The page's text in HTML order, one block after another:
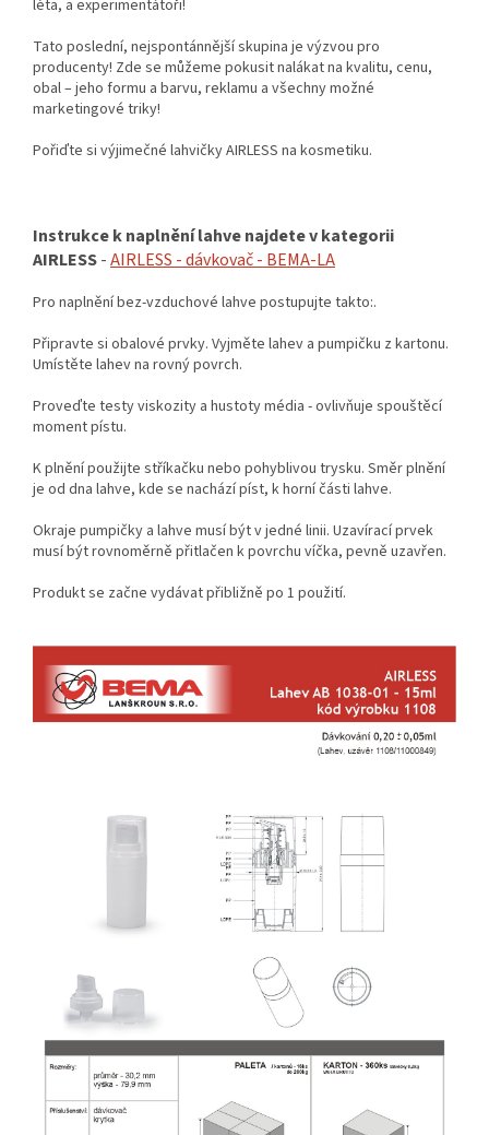
léta, a experimentátoři!
Tato poslední, nejspontánnější skupina je výzvou pro
producenty! Zde se můžeme pokusit nalákat na kvalitu, cenu,
obal – jeho formu a barvu, reklamu a všechny možné
marketingové triky!
Pořiďte si výjimečné lahvičky AIRLESS na kosmetiku.
Instrukce k naplnění lahve najdete v kategorii
AIRLESS-AIRLESS - dávkovač - BEMA-LA
Pro naplnění bez-vzduchové lahve postupujte takto:.
Připravte si obalové prvky. Vyjměte lahev a pumpičku z kartonu.
Umístěte lahev na rovný povrch.
Proveďte testy viskozity a hustoty média - ovlivňuje spouštěcí
moment pístu.
K plnění použijte stříkačku nebo pohyblivou trysku. Směr plnění
je od dna lahve, kde se nachází píst, k horní části lahve.
Okraje pumpičky a lahve musí být v jedné linii. Uzavírací prvek
musí být rovnoměrně přitlačen k povrchu víčka, pevně uzavřen.
Produkt se začne vydávat přibližně po 1 použití.